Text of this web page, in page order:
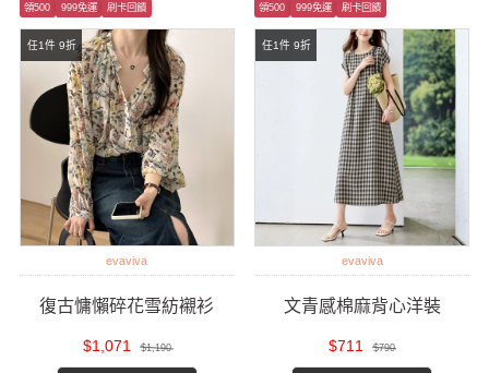
任1件 9折
領500 999免運 刷卡回饋
evaviva
復古慵懶碎花雪紡襯衫
$1,071 $1,190
任1件 9折
領500 999免運 刷卡回饋
evaviva
文青感棉麻背心洋裝
$711 $790